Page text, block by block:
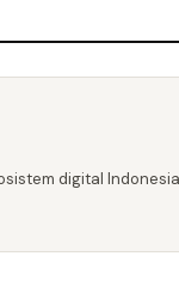
digital